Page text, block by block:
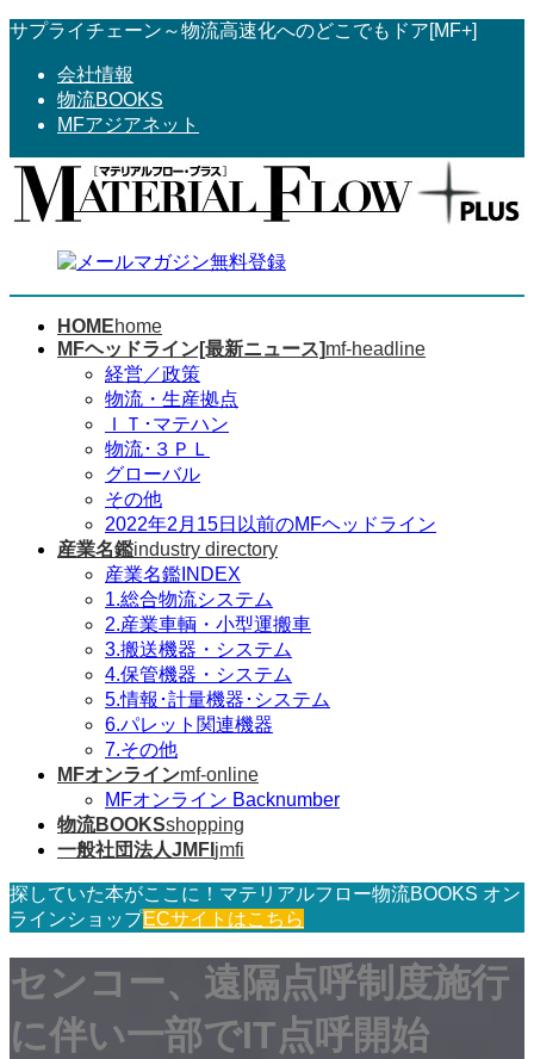
コ
へ
ス
ナ
ョ
ン
サプライチェーン～物流高速化へのどこでもドア[MF+]
会社情報
物流BOOKS
MFアジアネット
HOMEhome
MFヘッドライン[最新ニュース]mf-headline
経営／政策
物流・生産拠点
ＩＴ･マテハン
物流･３ＰＬ
グローバル
その他
2022年2月15日以前のMFヘッドライン
産業名鑑industry directory
産業名鑑INDEX
1.総合物流システム
2.産業車輌・小型運搬車
3.搬送機器・システム
4.保管機器・システム
5.情報･計量機器･システム
6.パレット関連機器
7.その他
MFオンラインmf-online
MFオンライン Backnumber
物流BOOKSshopping
一般社団法人JMFI jmfi
探していた本がここに！マテリアルフロー物流BOOKS オン
ラインショップECサイトはこちら
センコー、遠隔点呼制度施行
に伴い一部でIT点呼開始